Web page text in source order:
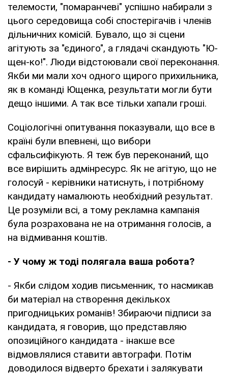
телемости, "помаранчеві" успішно набирали з
цього середовища собі спостерігачів і членів
дільничних комісій. Бувало, що зі сцени
агітують за "єдиного", а глядачі скандують "Ю-
щен-ко!". Люди відстоювали свої переконання.
Якби ми мали хоч одного щирого прихильника,
як в команді Ющенка, результати могли бути
дещо іншими. А так все тільки хапали гроші.
Соціологічні опитування показували, що все в
країні були впевнені, що вибори
сфальсифікують. Я теж був переконаний, що
все вирішить адмінресурс. Як не агітую, що не
голосуй - керівники натиснуть, і потрібному
кандидату намалюють необхідний результат.
Це розуміли всі, а тому рекламна кампанія
була розрахована не на отримання голосів, а
на відмивання коштів.
- У чому ж тоді полягала ваша робота?
- Якби слідом ходив письменник, то насмикав
би матеріал на створення декількох
пригодницьких романів! Збираючи підписи за
кандидата, я говорив, що представляю
опозиційного кандидата - інакше все
відмовлялися ставити автографи. Потім
доводилося відверто брехати і залякувати